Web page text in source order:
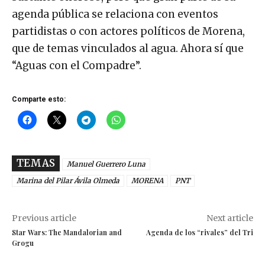
agenda pública se relaciona con eventos
partidistas o con actores políticos de Morena,
que de temas vinculados al agua. Ahora sí que
“Aguas con el Compadre”.
Comparte esto:
TEMAS
Manuel Guerrero Luna
Marina del Pilar Ávila Olmeda
MORENA PNT
Previous article
Star Wars: The Mandalorian and
Grogu
Next article
Agenda de los “rivales” del Tri